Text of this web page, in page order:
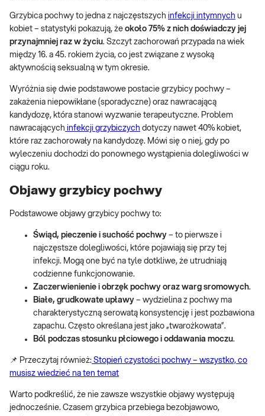
Grzybica pochwy to jedna z najczęstszych infekcji intymnych u
kobiet – statystyki pokazują, że około 75% z nich doświadczy jej
przynajmniej raz w życiu. Szczyt zachorowań przypada na wiek
między 16. a 45. rokiem życia, co jest związane z wysoką
aktywnością seksualną w tym okresie.
Wyróżnia się dwie podstawowe postacie grzybicy pochwy –
zakażenia niepowikłane (sporadyczne) oraz nawracającą
kandydozę, która stanowi wyzwanie terapeutyczne. Problem
nawracających infekcji grzybiczych dotyczy nawet 40% kobiet,
które raz zachorowały na kandydozę. Mówi się o niej, gdy po
wyleczeniu dochodzi do ponownego wystąpienia dolegliwości w
ciągu roku.
Objawy grzybicy pochwy
Podstawowe objawy grzybicy pochwy to:
Świąd, pieczenie i suchość pochwy – to pierwsze i
najczęstsze dolegliwości, które pojawiają się przy tej
infekcji. Mogą one być na tyle dotkliwe, że utrudniają
codzienne funkcjonowanie.
Zaczerwienienie i obrzęk pochwy oraz warg sromowych.
Białe, grudkowate upławy – wydzielina z pochwy ma
charakterystyczną serowatą konsystencję i jest pozbawiona
zapachu. Często określana jest jako „twarożkowata”.
Ból podczas stosunku płciowego i oddawania moczu.
📌 Przeczytaj również: Stopień czystości pochwy – wszystko, co
musisz wiedzieć na ten temat
Warto podkreślić, że nie zawsze wszystkie objawy występują
jednocześnie. Czasem grzybica przebiega bezobjawowo,